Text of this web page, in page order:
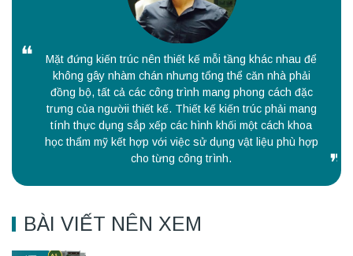
Mặt đứng kiến trúc nên thiết kế mỗi tầng khác nhau để
không gây nhàm chán nhưng tổng thể căn nhà phải
đồng bộ, tất cả các công trình mang phong cách đặc
trưng của ngườii thiết kế. Thiết kế kiến trúc phải mang
tính thực dụng sắp xếp các hình khối một cách khoa
học thẩm mỹ kết hợp với việc sử dụng vật liệu phù hợp
cho từng công trình.
BÀI VIẾT NÊN XEM